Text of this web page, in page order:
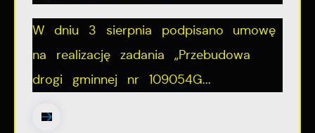
W dniu 3 sierpnia podpisano umowę
na realizację zadania „Przebudowa
drogi gminnej nr 109054G...